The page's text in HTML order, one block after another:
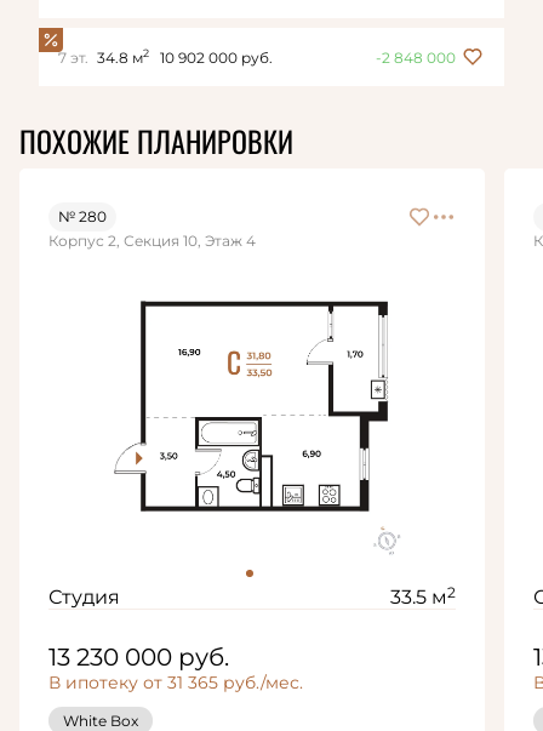
7 эт. 34.8 м2 10 902 000 руб. -2 848 000
ПОХОЖИЕ ПЛАНИРОВКИ
№ 280
Корпус 2, Секция 10, Этаж 4
Студия 33.5 м2
13 230 000 руб.
В ипотеку от 31 365 руб./мес.
White Box